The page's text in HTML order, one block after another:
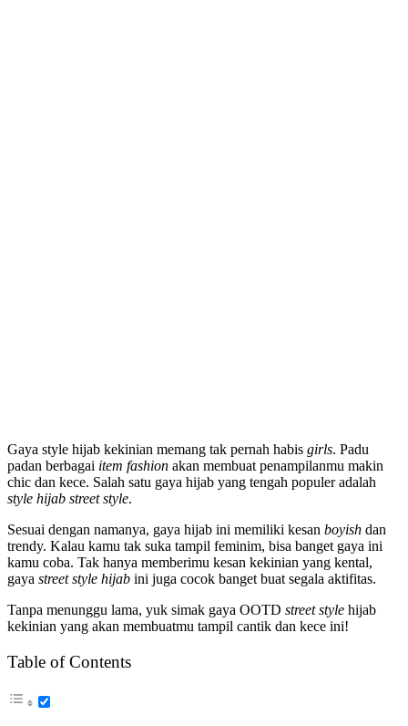
Gaya style hijab kekinian memang tak pernah habis girls. Padu
padan berbagai item fashion akan membuat penampilanmu makin
chic dan kece. Salah satu gaya hijab yang tengah populer adalah
style hijab street style.
Sesuai dengan namanya, gaya hijab ini memiliki kesan boyish dan
trendy. Kalau kamu tak suka tampil feminim, bisa banget gaya ini
kamu coba. Tak hanya memberimu kesan kekinian yang kental,
gaya street style hijab ini juga cocok banget buat segala aktifitas.
Tanpa menunggu lama, yuk simak gaya OOTD street style hijab
kekinian yang akan membuatmu tampil cantik dan kece ini!
Table of Contents